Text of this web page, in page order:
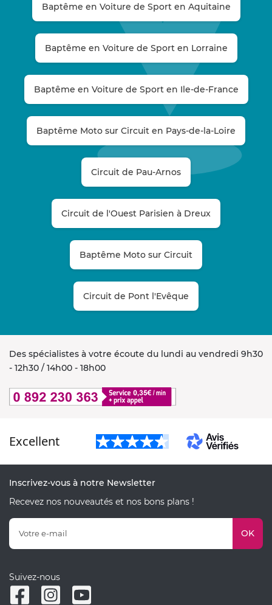
Baptême en Voiture de Sport en Aquitaine
Baptême en Voiture de Sport en Lorraine
Baptême en Voiture de Sport en Ile-de-France
Baptême Moto sur Circuit en Pays-de-la-Loire
Circuit de Pau-Arnos
Circuit de l'Ouest Parisien à Dreux
Baptême Moto sur Circuit
Circuit de Pont l'Evêque
Des spécialistes à votre écoute du lundi au vendredi 9h30
- 12h30 / 14h00 - 18h00
Excellent
Inscrivez-vous à notre Newsletter
Recevez nos nouveautés et nos bons plans !
OK
Suivez-nous